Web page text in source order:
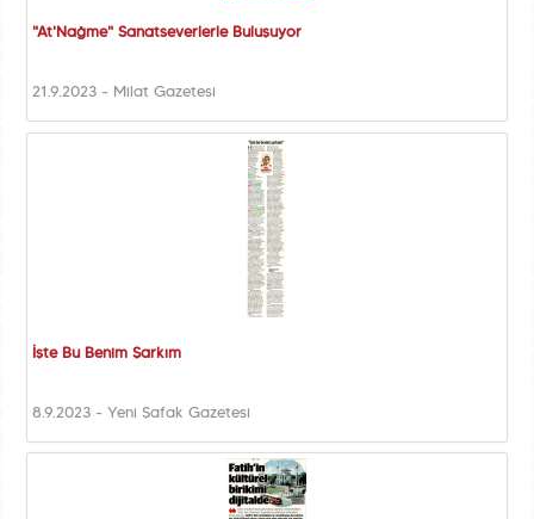
"At'Nağme" Sanatseverlerle Buluşuyor
21.9.2023 - Milat Gazetesi
İşte Bu Benim Şarkım
8.9.2023 - Yeni Şafak Gazetesi